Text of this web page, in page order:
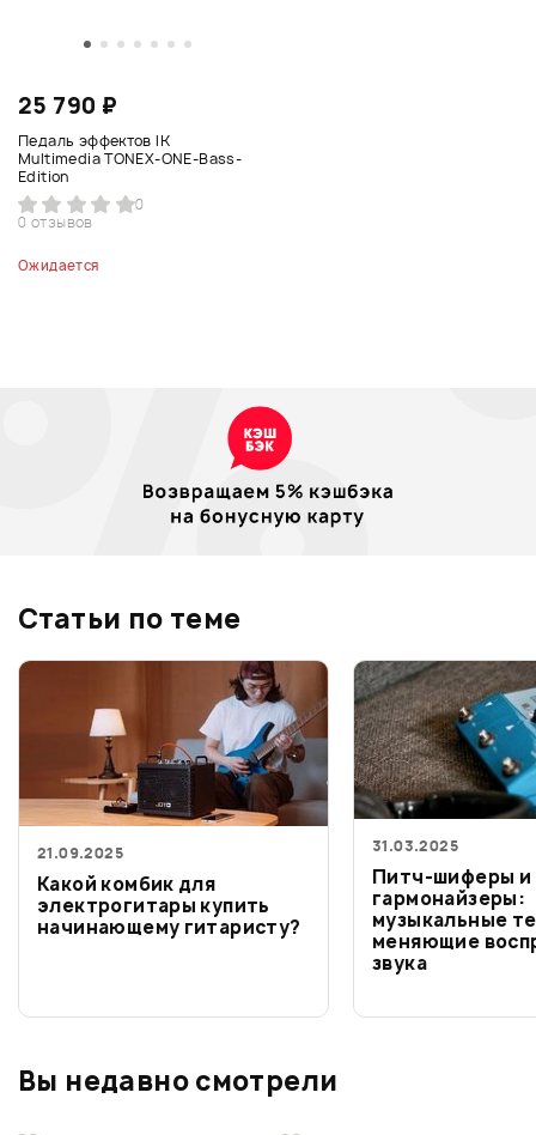
25 790 ₽
Педаль эффектов IK
Multimedia TONEX-ONE-Bass-
Edition
0
0 отзывов
Ожидается
Статьи по теме
21.09.2025
Какой комбик для
электрогитары купить
начинающему гитаристу?
31.03.2025
Питч-шиферы и
гармонайзеры:
музыкальные
меняющие
звука
Вы недавно смотрели